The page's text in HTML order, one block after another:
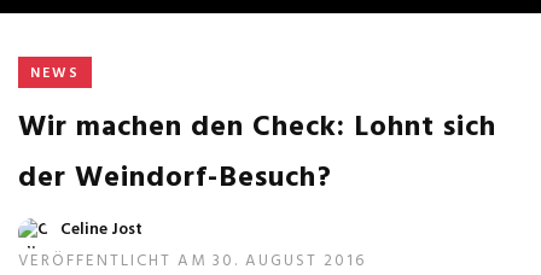
NEWS
Wir machen den Check: Lohnt sich
der Weindorf-Besuch?
Celine Jost
VERÖFFENTLICHT AM 30. AUGUST 2016